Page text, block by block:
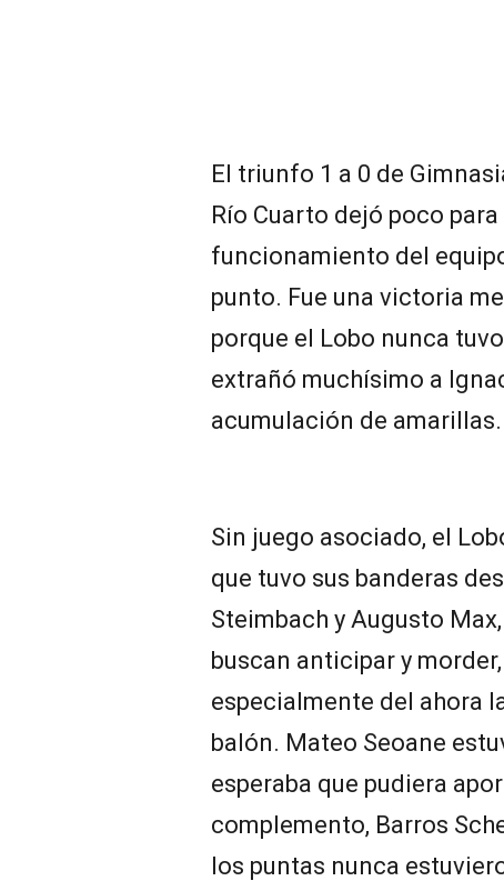
El triunfo 1 a 0 de
Río Cuarto dejó poco
funcionamiento del
punto. Fue una victoria
porque el Lobo nunca
extrañó muchísimo a
acumulación de amarillas.
Sin juego asociado, el
que tuvo sus banderas
Steimbach y Augusto
buscan anticipar y
especialmente del ahora
balón. Mateo Seoane
esperaba que pudiera
complemento, Barros
los puntas nunca